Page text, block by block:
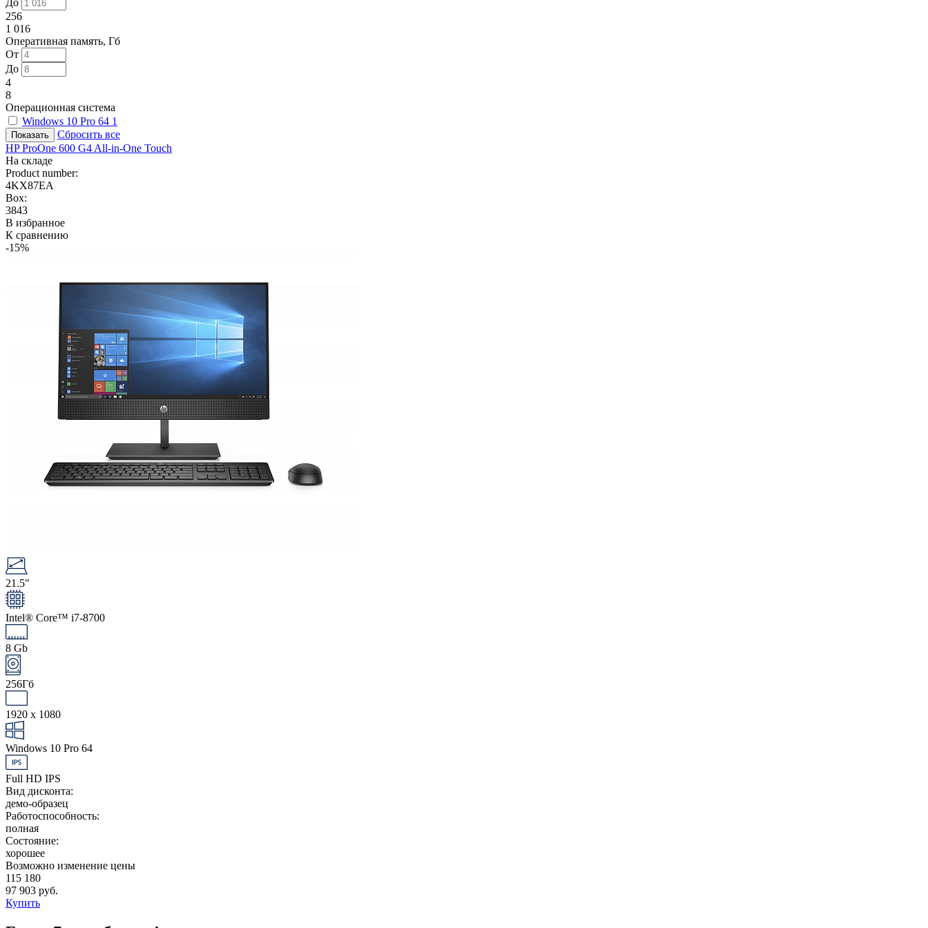
256
1 016
Оперативная память, Гб
От
До
4
8
Операционная система
Windows 10 Pro 64 1
Сбросить все
HP ProOne 600 G4 All-in-One Touch
На складе
Product number:
4KX87EA
Box:
3843
В избранное
К сравнению
-15%
21.5"
Intel® Core™ i7-8700
8 Gb
256Гб
1920 x 1080
Windows 10 Pro 64
Full HD IPS
Вид дисконта:
демо-образец
Работоспособность:
полная
Состояние:
хорошее
Возможно изменение цены
115 180
97 903 руб.
Купить